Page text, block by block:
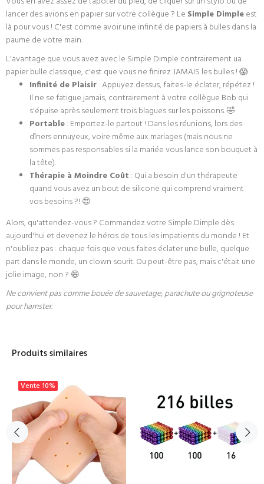
lancer des avions en papier sur votre collègue ? Le Simple Dimpleest
là pour vous ! C'est comme avoir une infinité de papiers à bulles dans la
paume de votre main.
L'avantage que vous avez avec le Simple Dimple contrairement ua
papier bulle classique, c'est que vous ne finirez JAMAIS les bulles ! 😱
Infinité de Plaisir: Appuyez dessus, faites-le éclater, répétez !
Il ne se fatigue jamais, contrairement à votre collègue Bob qui
s'épuise après seulement trois blagues sur les poissons. 🤣
Portable: Emportez-le partout ! Dans les réunions, lors des
dîners ennuyeux, voire même aux mariages (mais nous ne
sommes pas responsables si la mariée vous lance son bouquet à
la tête).
Thérapie à Moindre Coût : Qui a besoin d'un thérapeute
quand vous avez un bout de silicone qui comprend vraiment
vos besoins ?! 😍
Alors, qu'attendez-vous ? Commandez votre Simple Dimple dès
aujourd'hui et devenez le héros de tous les impatients du monde ! Et
n'oubliez pas : chaque fois que vous faites éclater une bulle, quelque
part dans le monde, un clown sourit. Ou peut-être pas, mais c'était une
jolie image, non ? 😄
Ne convient pas comme bouée de sauvetage, parachute ou grignoteuse
pour hamster.
Produits similaires
Vente 10%